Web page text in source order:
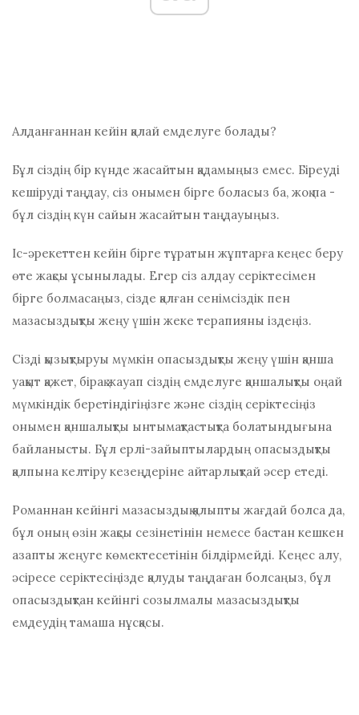
Алданғаннан кейін қалай емделуге болады?
Бұл сіздің бір күнде жасайтын қадамыңыз емес. Біреуді
кешіруді таңдау, сіз онымен бірге боласыз ба, жоқ па -
бұл сіздің күн сайын жасайтын таңдауыңыз.
Іс-әрекеттен кейін бірге тұратын жұптарға кеңес беру
өте жақсы ұсынылады. Егер сіз алдау серіктесімен
бірге болмасаңыз, сізде қалған сенімсіздік пен
мазасыздықты жеңу үшін жеке терапияны іздеңіз.
Сізді қызықтыруы мүмкін опасыздықты жеңу үшін қанша
уақыт қажет, бірақ жауап сіздің емделуге қаншалықты оңай
мүмкіндік беретіндігіңізге және сіздің серіктесіңіз
онымен қаншалықты ынтымақтастықта болатындығына
байланысты. Бұл ерлі-зайыптылардың опасыздықты
қалпына келтіру кезеңдеріне айтарлықтай әсер етеді.
Романнан кейінгі мазасыздық қалыпты жағдай болса да,
бұл оның өзін жақсы сезінетінін немесе бастан кешкен
азапты жеңуге көмектесетінін білдірмейді. Кеңес алу,
әсіресе серіктесіңізде қалуды таңдаған болсаңыз, бұл
опасыздықтан кейінгі созылмалы мазасыздықты
емдеудің тамаша нұсқасы.